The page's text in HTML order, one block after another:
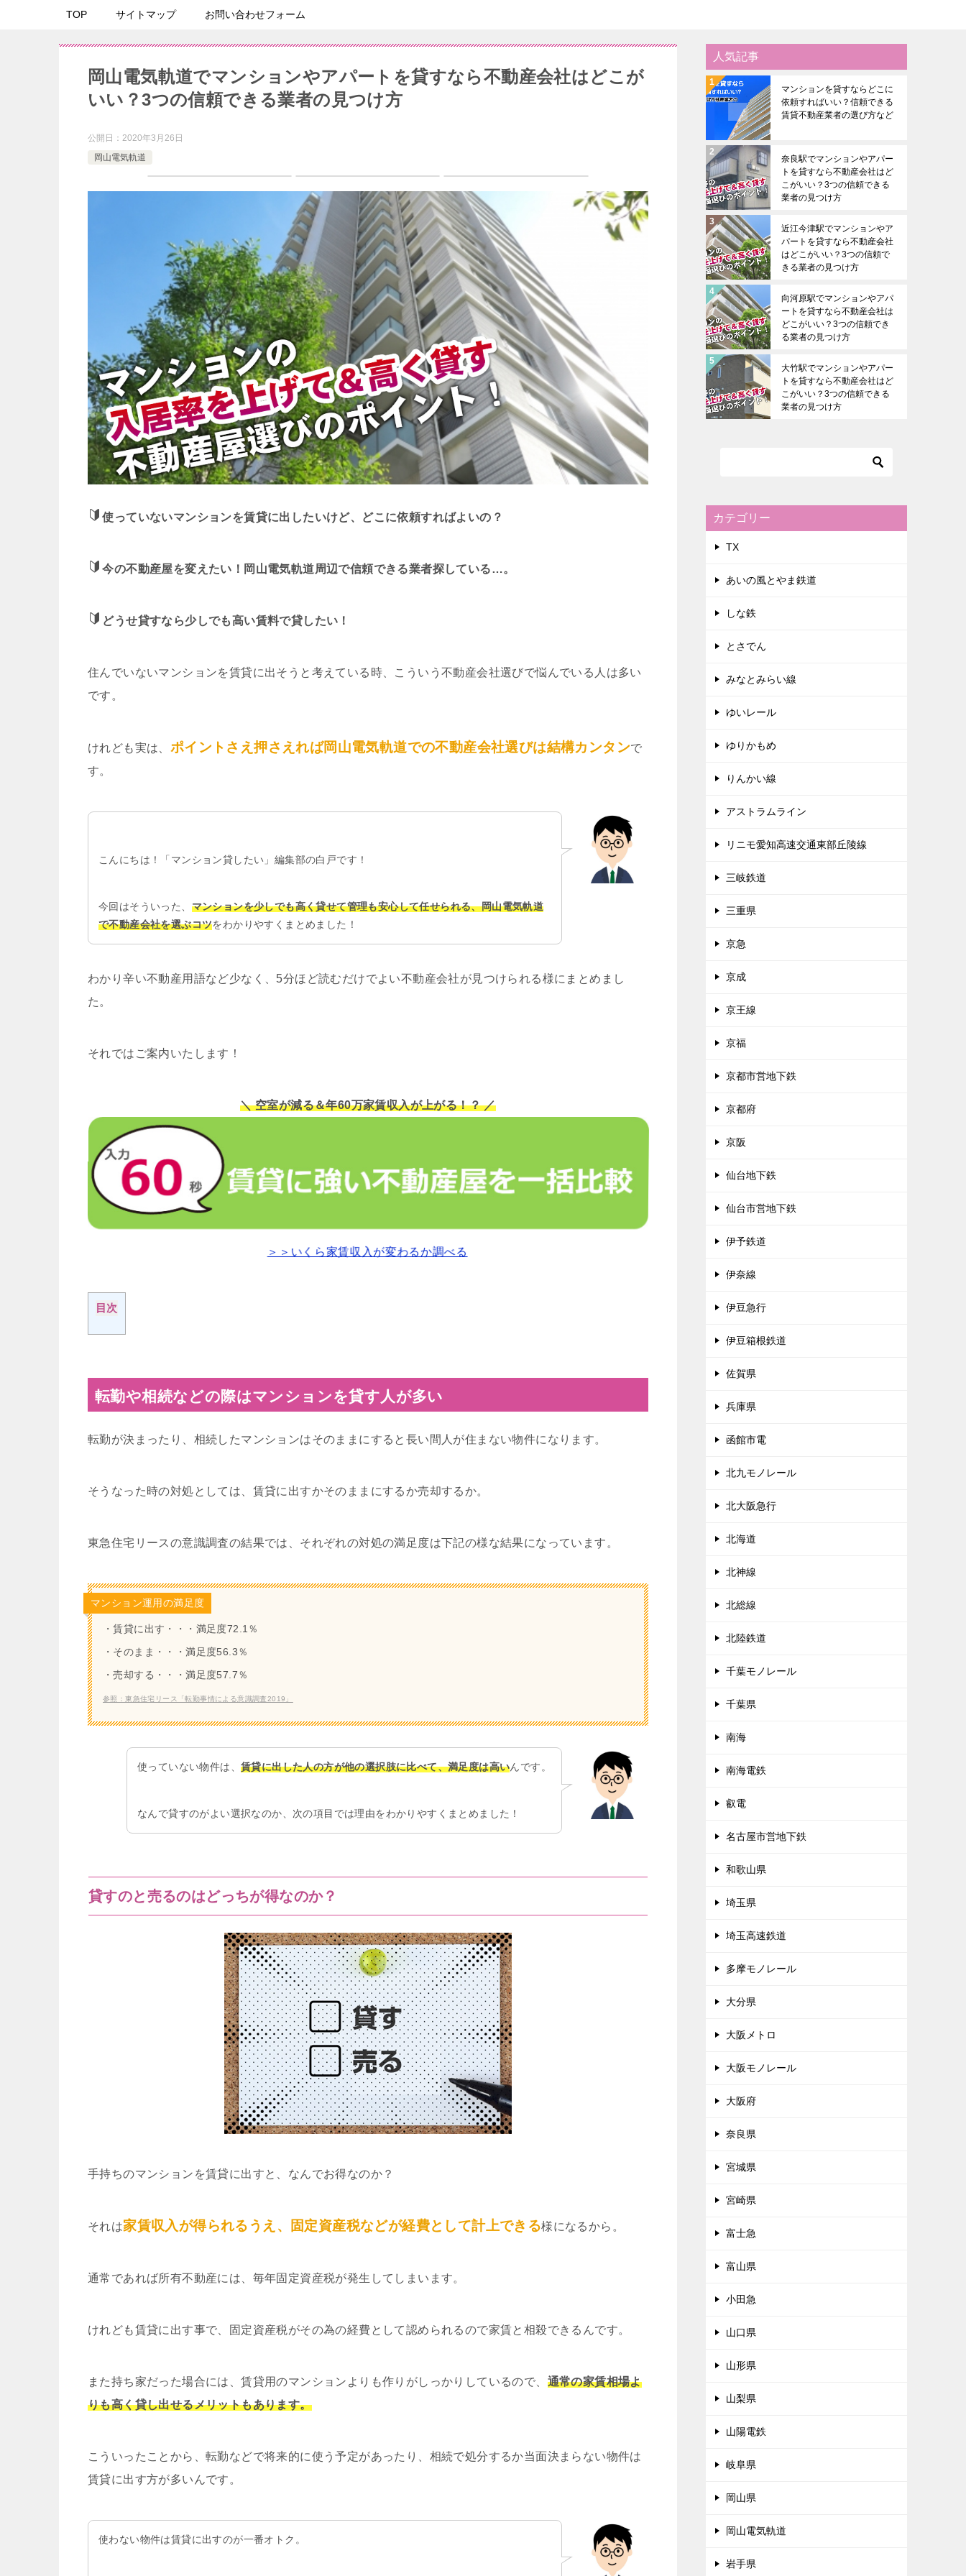
TOP サイトマップ お問い合わせフォーム
岡山電気軌道でマンションやアパートを貸すなら不動産会社はどこが
いい？3つの信頼できる業者の見つけ方
公開日： 2020年3月26日
岡山電気軌道
使っていないマンションを賃貸に出したいけど、どこに依頼すればよいの？
今の不動産屋を変えたい！岡山電気軌道周辺で信頼できる業者探している…。
どうせ貸すなら少しでも高い賃料で貸したい！
住んでいないマンションを賃貸に出そうと考えている時、こういう不動産会社選びで悩んでいる人は多い
です。
けれども実は、 ポイントさえ押さえれば岡山電気軌道での不動産会社選びは結構カンタンで
す。
こんにちは！「マンション貸したい」編集部の白戸です！
今回はそういった、 マンションを少しでも高く貸せて管理も安心して任せられる、岡山電気軌道
で不動産会社を選ぶコツをわかりやすくまとめました！
わかり辛い不動産用語など少なく、5分ほど読むだけでよい不動産会社が見つけられる様にまとめまし
た。
それではご案内いたします！
＼ 空室が減る＆年60万家賃収入が上がる！？ ／
＞＞いくら家賃収入が変わるか調べる
目次
転勤や相続などの際はマンションを貸す人が多い
転勤が決まったり、相続したマンションはそのままにすると長い間人が住まない物件になります。
そうなった時の対処としては、賃貸に出すかそのままにするか売却するか。
東急住宅リースの意識調査の結果では、それぞれの対処の満足度は下記の様な結果になっています。
マンション運用の満足度
・賃貸に出す・・・満足度72.1％
・そのまま・・・満足度56.3％
・売却する・・・満足度57.7％
参照：東急住宅リース「転勤事情による意識調査2019」
使っていない物件は、 賃貸に出した人の方が他の選択肢に比べて、満足度は高いんです。
なんで貸すのがよい選択なのか、次の項目では理由をわかりやすくまとめました！
貸すのと売るのはどっちが得なのか？
手持ちのマンションを賃貸に出すと、なんでお得なのか？
それは家賃収入が得られるうえ、固定資産税などが経費として計上できる様になるから。
通常であれば所有不動産には、毎年固定資産税が発生してしまいます。
けれども賃貸に出す事で、固定資産税がその為の経費として認められるので家賃と相殺できるんです。
また持ち家だった場合には、賃貸用のマンションよりも作りがしっかりしているので、 通常の家賃相場よ
りも高く貸し出せるメリットもあります。
こういったことから、転勤などで将来的に使う予定があったり、相続で処分するか当面決まらない物件は
賃貸に出す方が多いんです。
使わない物件は賃貸に出すのが一番オトク。
人気記事
マンションを貸すならどこに
依頼すればいい？信頼できる
賃貸不動産業者の選び方など
奈良駅でマンションやアパー
トを貸すなら不動産会社はど
こがいい？3つの信頼できる
業者の見つけ方
近江今津駅でマンションやア
パートを貸すなら不動産会社
はどこがいい？3つの信頼で
きる業者の見つけ方
向河原駅でマンションやアパ
ートを貸すなら不動産会社は
どこがいい？3つの信頼でき
る業者の見つけ方
大竹駅でマンションやアパー
トを貸すなら不動産会社はど
こがいい？3つの信頼できる
業者の見つけ方
カテゴリー
TX
あいの風とやま鉄道
しな鉄
とさでん
みなとみらい線
ゆいレール
ゆりかもめ
りんかい線
アストラムライン
リニモ愛知高速交通東部丘陵線
三岐鉄道
三重県
京急
京成
京王線
京福
京都市営地下鉄
京都府
京阪
仙台地下鉄
仙台市営地下鉄
伊予鉄道
伊奈線
伊豆急行
伊豆箱根鉄道
佐賀県
兵庫県
函館市電
北九モノレール
北大阪急行
北海道
北神線
北総線
北陸鉄道
千葉モノレール
千葉県
南海
南海電鉄
叡電
名古屋市営地下鉄
和歌山県
埼玉県
埼玉高速鉄道
多摩モノレール
大分県
大阪メトロ
大阪モノレール
大阪府
奈良県
宮城県
宮崎県
富士急
富山県
小田急
山口県
山形県
山梨県
山陽電鉄
岐阜県
岡山県
岡山電気軌道
岩手県